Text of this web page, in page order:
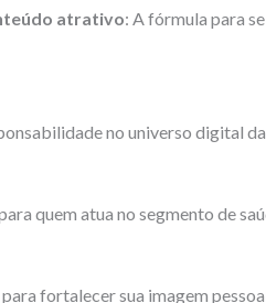
atrativo: A fórmula para
no universo digital
quem atua no segmento de
fortalecer sua imagem